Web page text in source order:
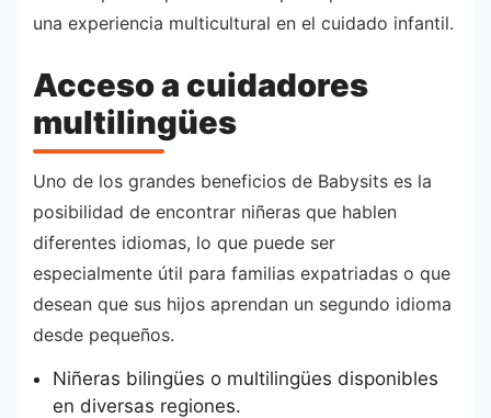
una experiencia multicultural en el cuidado infantil.
Acceso a cuidadores
multilingües
Uno de los grandes beneficios de Babysits es la
posibilidad de encontrar niñeras que hablen
diferentes idiomas, lo que puede ser
especialmente útil para familias expatriadas o que
desean que sus hijos aprendan un segundo idioma
desde pequeños.
Niñeras bilingües o multilingües disponibles
en diversas regiones.